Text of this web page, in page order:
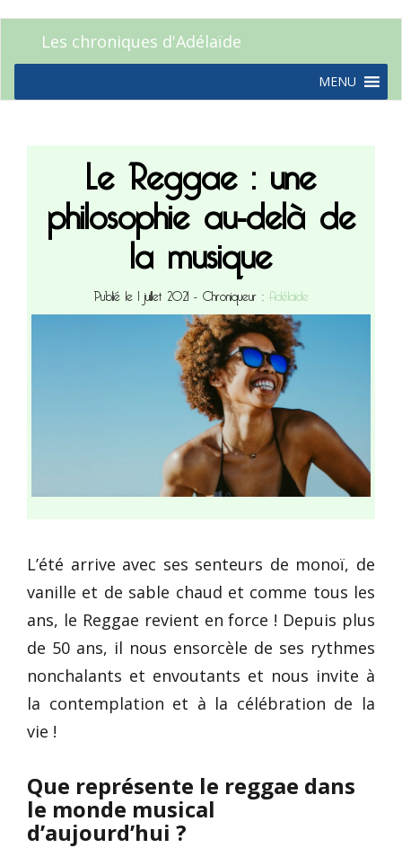
Les chroniques d'Adélaïde
MENU
Le Reggae : une
philosophie au-delà de
la musique
Publié le 1 juillet 2021- Chroniqueur :Adélaïde
L’été arrive avec ses senteurs de monoï, de
vanille et de sable chaud et comme tous les
ans, le Reggae revient en force ! Depuis plus
de 50 ans, il nous ensorcèle de ses rythmes
nonchalants et envoutants et nous invite à
la contemplation et à la célébration de la
vie !
Que représente le reggae dans
le monde musical
d’aujourd’hui ?